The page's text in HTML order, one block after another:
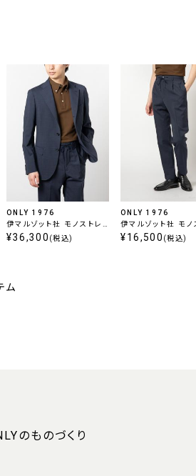
ONLY 1976
伊マルゾット社 モノストレ
ッチ セットアップジャケット
¥36,300 (税込)
ONLY 1976
伊マルゾット社 モノ
ッチ セットアップパ
¥16,500 (税込)
ム
のものづくり